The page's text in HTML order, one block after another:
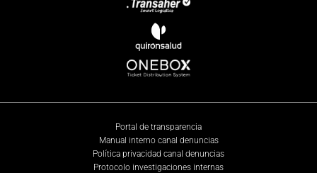
Portal de transparencia
Manual interno canal denuncias
Política privacidad canal denuncias
Protocolo investigaciones internas